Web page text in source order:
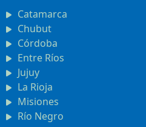
Catamarca
Chubut
Córdoba
Entre Ríos
Jujuy
La Rioja
Misiones
Río Negro